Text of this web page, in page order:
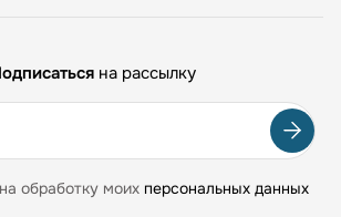
на рассылку
обработку моих персональных данных